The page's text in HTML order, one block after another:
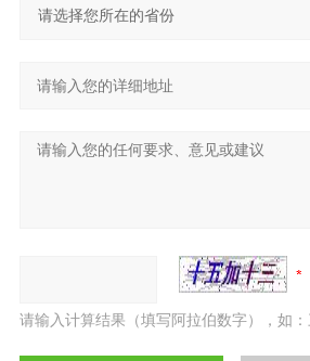
请输入计算结果（填写阿拉伯数字），如